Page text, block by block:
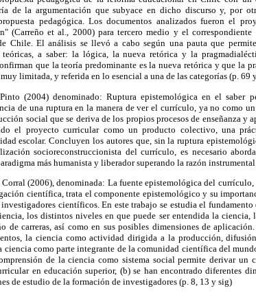
de la argumentación que subyace en dicho discurso y, por
pedagógica. Los documentos analizados fueron el
(Carreño et al., 2000) para tercero medio y el
Chile. El análisis se llevó a cabo según una pauta que
teóricas, a saber: la lógica, la nueva retórica y la
que la teoría predominante es la nueva retórica y que la
limitada, y referida en lo esencial a una de las categorías (p. 69
(2004) denominado: Ruptura epistemológica en el saber
de una ruptura en la manera de ver el currículo, ya no como
social que se deriva de los propios procesos de enseñanza y
el proyecto curricular como un producto colectivo, una
escolar. Concluyen los autores que, sin la ruptura
socioreconstruccionista del currículo, es necesario
más humanista y liberador superando la razón
(2006), denominada: La fuente epistemológica del
científica, trata el componente epistemológico y su
científicos. En este trabajo se estudia el
los distintos niveles en que puede ser entendida la
de carreras, así como en sus posibles dimensiones de
la ciencia como actividad dirigida a la producción,
como parte integrante de la comunidad científica del
de la ciencia como sistema social permite derivar
en educación superior, (b) se han encontrado diferentes
de estudio de la formación de investigadores (p. 8, 13 y sig)